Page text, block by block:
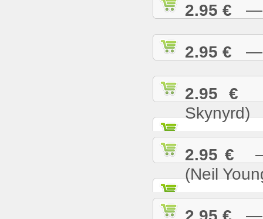
2.95 € —
2.95 € —
2.95 €
Skynyrd)
2.95 € —
(Neil